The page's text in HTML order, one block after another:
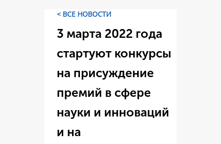
< ВСЕ НОВОСТИ
3 марта 2022 года
стартуют конкурсы
на присуждение
премий в сфере
науки и инноваций
и на